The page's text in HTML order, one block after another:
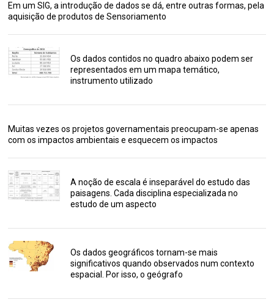
Em um SIG, a introdução de dados se dá, entre outras formas, pela
aquisição de produtos de Sensoriamento
Os dados contidos no quadro abaixo podem ser
representados em um mapa temático,
instrumento utilizado
Muitas vezes os projetos governamentais preocupam-se apenas
com os impactos ambientais e esquecem os impactos
A noção de escala é inseparável do estudo das
paisagens. Cada disciplina especializada no
estudo de um aspecto
Os dados geográficos tornam-se mais
significativos quando observados num contexto
espacial. Por isso, o geógrafo